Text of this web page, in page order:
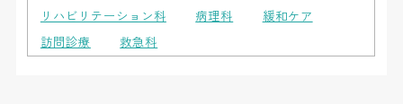
リハビリテーション科
病理科
緩和ケア
訪問診療
救急科